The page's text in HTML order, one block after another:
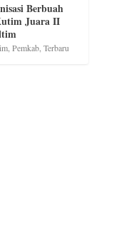
Berbuah
Juara II
,Pemkab,Terbaru